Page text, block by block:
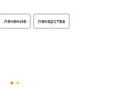
лечение лекарства